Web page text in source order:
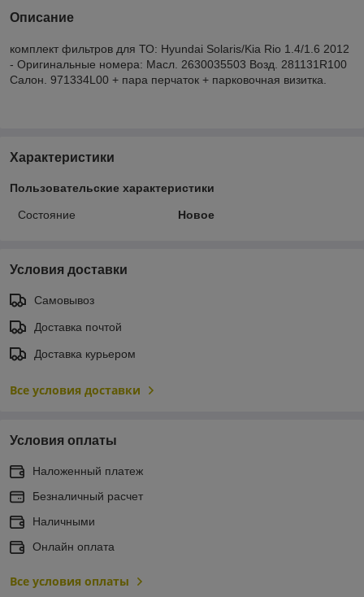
Описание
комплект фильтров для ТО: Hyundai Solaris/Kia Rio 1.4/1.6 2012
- Оригинальные номера: Масл. 2630035503 Возд. 281131R100
Салон. 971334L00 + пара перчаток + парковочная визитка.
Характеристики
Пользовательские характеристики
Состояние Новое
Условия доставки
Самовывоз
Доставка почтой
Доставка курьером
Все условия доставки
Условия оплаты
Наложенный платеж
Безналичный расчет
Наличными
Онлайн оплата
Все условия оплаты